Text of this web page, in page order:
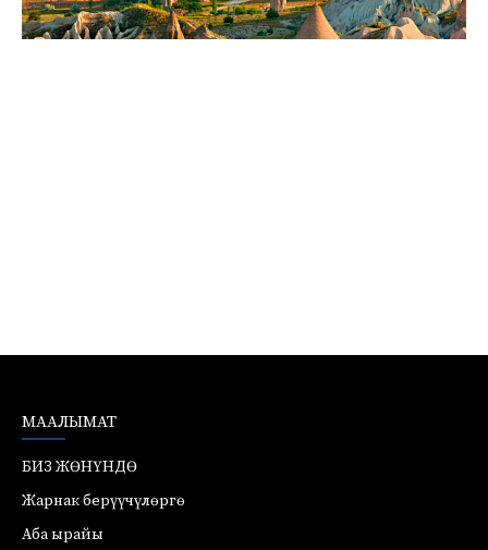
МААЛЫМАТ
БИЗ ЖӨНҮНДӨ
Жарнак берүүчүлөргө
Аба ырайы